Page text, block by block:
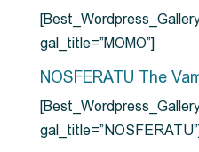
gal_title=”MOMO”]
NOSFERATU The
gal_title=”NOSFERATU”]